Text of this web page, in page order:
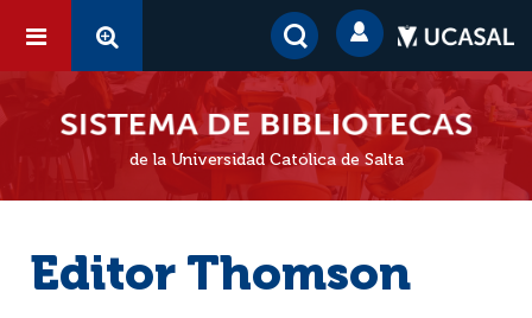
de la Universidad Católica de Salta
Editor Thomson